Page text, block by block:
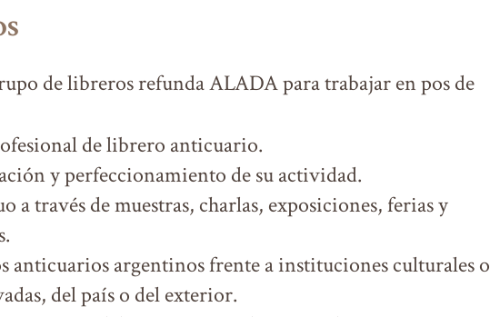
de libreros refunda ALADA para trabajar en pos de
de librero anticuario.
y perfeccionamiento de su actividad.
través de muestras, charlas, exposiciones, ferias y
anticuarios argentinos frente a instituciones culturales o
del país o del exterior.